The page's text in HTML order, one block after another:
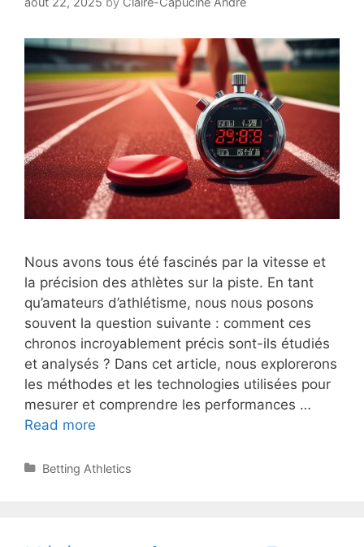
Nous avons tous été fascinés par la vitesse et
la précision des athlètes sur la piste. En tant
qu’amateurs d’athlétisme, nous nous posons
souvent la question suivante : comment ces
chronos incroyablement précis sont-ils étudiés
et analysés ? Dans cet article, nous explorerons
les méthodes et les technologies utilisées pour
mesurer et comprendre les performances …
Read more
les
Categories
Betting Athletics